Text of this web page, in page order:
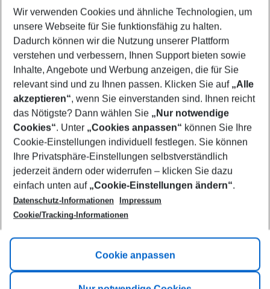
Select your date range
08/08/26–06/08/27 5-8 nights
Who will travel
2 adults No children
Show more filter
Footer
Footer navigation
Title A
Link A
Wir verwenden Cookies und ähnliche Technologien, um
unsere Webseite für Sie funktionsfähig zu halten.
Dadurch können wir die Nutzung unserer Plattform
verstehen und verbessern, Ihnen Support bieten sowie
Inhalte, Angebote und Werbung anzeigen, die für Sie
relevant sind und zu Ihnen passen. Klicken Sie auf „Alle
akzeptieren“, wenn Sie einverstanden sind. Ihnen reicht
das Nötigste? Dann wählen Sie „Nur notwendige
Cookies“. Unter „Cookies anpassen“ können Sie Ihre
Cookie-Einstellungen individuell festlegen. Sie können
Ihre Privatsphäre-Einstellungen selbstverständlich
jederzeit ändern oder widerrufen – klicken Sie dazu
einfach unten auf „Cookie-Einstellungen ändern“.
Datenschutz-Informationen
Impressum
Cookie/Tracking-Informationen
Cookie anpassen